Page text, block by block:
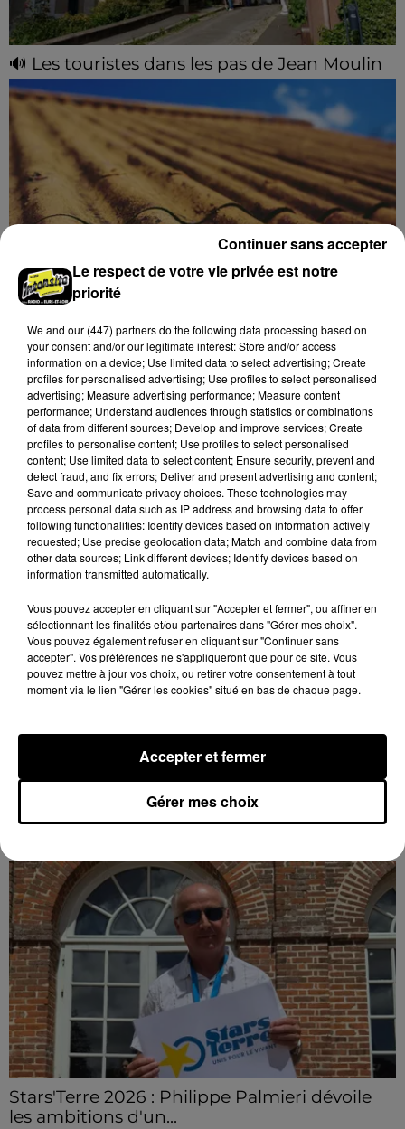
🔊 Les touristes dans les pas de Jean Moulin
Le « tourisme de mémoire » s'invite dans les sorties
estivales de Chartres Tourisme.
amiantés
La collecte se fait sous conditions et pour un nombre
limité de personnes, sur incription.
A LA UNE Voir plus
sinistre, qui a également fait un blessé.
LE GRAND FORMAT Voir plus
Stars'Terre 2026 : Philippe Palmieri dévoile
les ambitions d'un...
Le respect de votre vie privée est notre
priorité
We and our (447) partnersdo the following data processing based on
your consent and/or our legitimate interest: Store and/or access
information on a device; Use limited data to select advertising; Create
profiles for personalised advertising; Use profiles to select personalised
advertising; Measure advertising performance; Measure content
performance; Understand audiences through statistics or combinations
of data from different sources; Develop and improve services; Create
profiles to personalise content; Use profiles to select personalised
content; Use limited data to select content; Ensure security, prevent and
detect fraud, and fix errors; Deliver and present advertising and content;
Save and communicate privacy choices. These technologies may
process personal data such as IP address and browsing data to offer
following functionalities: Identify devices based on information actively
requested; Use precise geolocation data; Match and combine data from
other data sources; Link different devices; Identify devices based on
information transmitted automatically.
Vous pouvez accepter en cliquant sur "Accepter et fermer", ou affiner en
sélectionnant les finalités et/ou partenaires dans "Gérer mes choix".
Vous pouvez également refuser en cliquant sur "Continuer sans
accepter". Vos préférences ne s'appliqueront que pour ce site. Vous
pouvez mettre à jour vos choix, ou retirer votre consentement à tout
moment via le lien "Gérer les cookies" situé en bas de chaque page.
Gérer mes choix
Accepter et fermer
Continuer sans accepter